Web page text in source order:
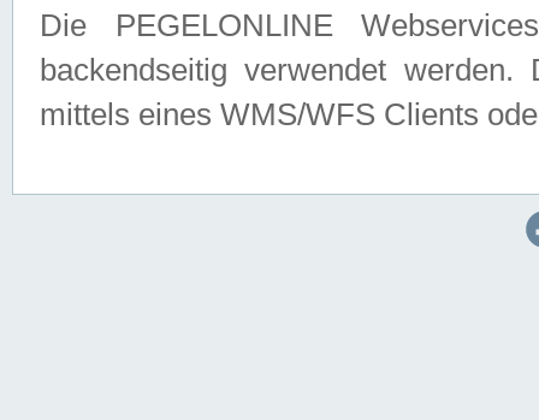
Die PEGELONLINE
backendseitig verwendet
mittels eines WMS/WFS Clients